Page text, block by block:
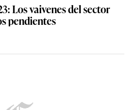
Los vaivenes del sector
pendientes